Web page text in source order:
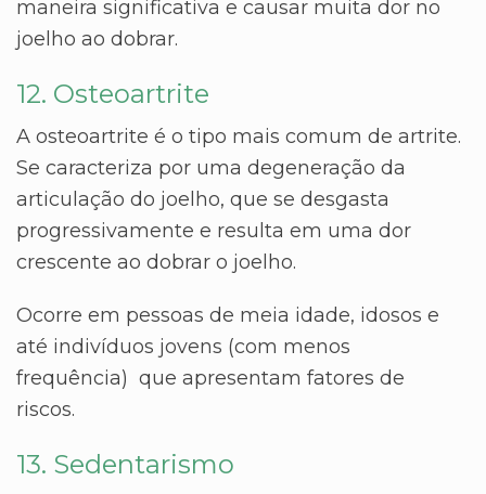
maneira significativa e causar muita dor no
joelho ao dobrar.
12. Osteoartrite
A osteoartrite é o tipo mais comum de artrite.
Se caracteriza por uma degeneração da
articulação do joelho, que se desgasta
progressivamente e resulta em uma dor
crescente ao dobrar o joelho.
Ocorre em pessoas de meia idade, idosos e
até indivíduos jovens (com menos
frequência) que apresentam fatores de
riscos.
13. Sedentarismo